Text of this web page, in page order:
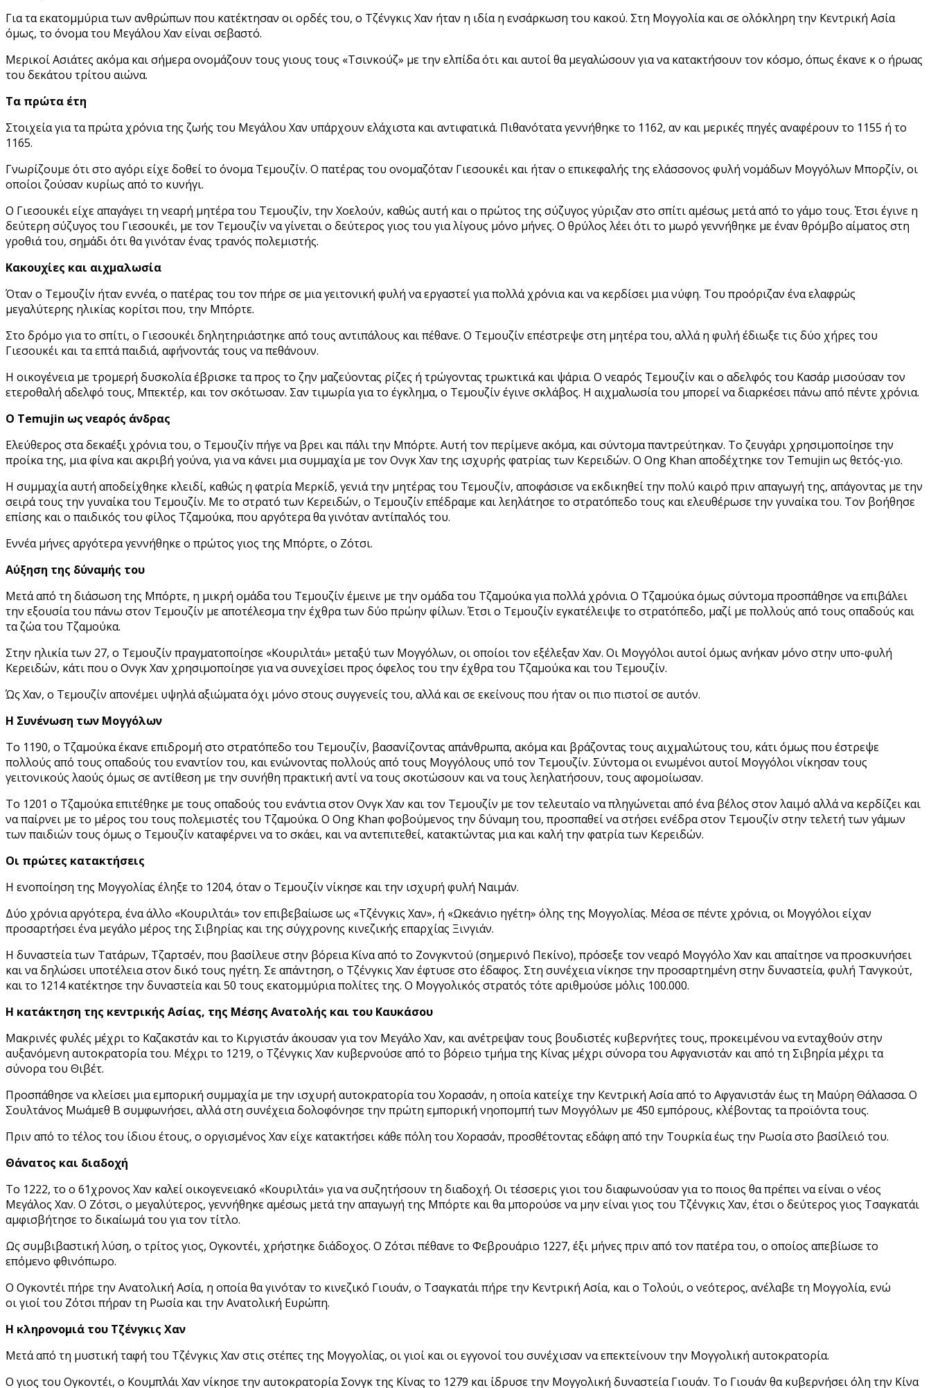
Για τα εκατομμύρια των ανθρώπων που κατέκτησαν οι ορδές του, ο Τζένγκις Χαν ήταν η ιδία η ενσάρκωση του κακού. Στη Μογγολία και σε ολόκληρη την Κεντρική Ασία
όμως, το όνομα του Μεγάλου Χαν είναι σεβαστό.
Μερικοί Ασιάτες ακόμα και σήμερα ονομάζουν τους γιους τους «Τσινκούζ» με την ελπίδα ότι και αυτοί θα μεγαλώσουν για να κατακτήσουν τον κόσμο, όπως έκανε κ ο ήρωας
του δεκάτου τρίτου αιώνα.
Τα πρώτα έτη
Στοιχεία για τα πρώτα χρόνια της ζωής του Μεγάλου Χαν υπάρχουν ελάχιστα και αντιφατικά. Πιθανότατα γεννήθηκε το 1162, αν και μερικές πηγές αναφέρουν το 1155 ή το
1165.
Γνωρίζουμε ότι στο αγόρι είχε δοθεί το όνομα Τεμουζίν. Ο πατέρας του ονομαζόταν Γιεσουκέι και ήταν ο επικεφαλής της ελάσσονος φυλή νομάδων Μογγόλων Μπορζίν, οι
οποίοι ζούσαν κυρίως από το κυνήγι.
O Γιεσουκέι είχε απαγάγει τη νεαρή μητέρα του Τεμουζίν, την Χοελούν, καθώς αυτή και ο πρώτος της σύζυγος γύριζαν στο σπίτι αμέσως μετά από το γάμο τους. Έτσι έγινε η
δεύτερη σύζυγος του Γιεσουκέι, με τον Τεμουζίν να γίνεται ο δεύτερος γιος του γιαλίγους μόνο μήνες. Ο θρύλος λέει ότι το μωρό γεννήθηκε με έναν θρόμβο αίματος στη
γροθιά του, σημάδι ότι θα γινόταν ένας τρανός πολεμιστής.
Κακουχίες και αιχμαλωσία
Όταν ο Τεμουζίν ήταν εννέα, ο πατέρας του τον πήρε σε μια γειτονική φυλή να εργαστεί για πολλά χρόνια και να κερδίσει μια νύφη. Του προόριζαν ένα ελαφρώς
μεγαλύτερης ηλικίας κορίτσι που, την Μπόρτε.
Στο δρόμο για το σπίτι, ο Γιεσουκέι δηλητηριάστηκε από τους αντιπάλους και πέθανε. Ο Τεμουζίν επέστρεψε στη μητέρα του, αλλά η φυλή έδιωξε τις δύο χήρες του
Γιεσουκέι και τα επτά παιδιά, αφήνοντάς τους να πεθάνουν.
Η οικογένεια με τρομερή δυσκολία έβρισκε τα προς το ζην μαζεύοντας ρίζες ή τρώγοντας τρωκτικά και ψάρια. Ο νεαρός Τεμουζίν και ο αδελφός του Κασάρ μισούσαν τον
ετεροθαλή αδελφό τους, Μπεκτέρ, και τον σκότωσαν. Σαν τιμωρία για το έγκλημα, ο Τεμουζίν έγινε σκλάβος. Η αιχμαλωσία του μπορεί να διαρκέσει πάνω από πέντε χρόνια.
Ο Temujin ως νεαρός άνδρας
Ελεύθερος στα δεκαέξι χρόνια του, ο Τεμουζίν πήγε να βρει και πάλι την Μπόρτε. Αυτή τον περίμενε ακόμα, και σύντομα παντρεύτηκαν. Το ζευγάρι χρησιμοποίησε την
προίκα της, μια φίνα και ακριβή γούνα, για να κάνει μια συμμαχία με τον Ονγκ Χαν της ισχυρής φατρίας των Κερειδών. Ο Ong Khan αποδέχτηκε τον Temujin ως θετός-γιο.
Η συμμαχία αυτή αποδείχθηκε κλειδί, καθώς η φατρία Μερκίδ, γενιά την μητέρας του Τεμουζίν, αποφάσισε να εκδικηθεί την πολύ καιρό πριν απαγωγή της, απάγοντας με την
σειρά τους την γυναίκα του Τεμουζίν. Με το στρατό των Κερειδών, ο Τεμουζίν επέδραμε και λεηλάτησε το στρατόπεδο τους και ελευθέρωσε την γυναίκα του. Τον βοήθησε
επίσης και ο παιδικός του φίλος Τζαμούκα, που αργότερα θα γινόταν αντίπαλός του.
Εννέα μήνες αργότερα γεννήθηκε ο πρώτος γιος της Μπόρτε, ο Ζότσι.
Αύξηση της δύναμής του
Μετά από τη διάσωση της Μπόρτε, η μικρή ομάδα του Τεμουζίν έμεινε με την ομάδα του Τζαμούκα για πολλά χρόνια. Ο Τζαμούκα όμως σύντομα προσπάθησε να επιβάλει
την εξουσία του πάνω στον Τεμουζίν με αποτέλεσμα την έχθρα των δύο πρώην φίλων. Έτσι ο Τεμουζίν εγκατέλειψε το στρατόπεδο, μαζί με πολλούς από τους οπαδούς και
τα ζώα του Τζαμούκα.
Στην ηλικία των 27, ο Τεμουζίν πραγματοποίησε «Κουριλτάι» μεταξύ των Μογγόλων, οι οποίοι τον εξέλεξαν Χαν. Οι Μογγόλοι αυτοί όμως ανήκαν μόνο στην υπο-φυλή
Κερειδών, κάτι που ο Ονγκ Χαν χρησιμοποίησε για να συνεχίσει προς όφελος του την έχθρα του Τζαμούκα και του Τεμουζίν.
Ώς Χαν, ο Τεμουζίν απονέμει υψηλά αξιώματα όχι μόνο στους συγγενείς του, αλλά και σε εκείνους που ήταν οι πιο πιστοί σε αυτόν.
Η Συνένωση των Μογγόλων
Το 1190, ο Τζαμούκα έκανε επιδρομή στο στρατόπεδο του Τεμουζίν, βασανίζοντας απάνθρωπα, ακόμα και βράζοντας τους αιχμαλώτους του, κάτι όμως που έστρεψε
πολλούς από τους οπαδούς του εναντίον του, και ενώνοντας πολλούς από τους Μογγόλους υπό τον Τεμουζίν. Σύντομαοι ενωμένοι αυτοί Μογγόλοι νίκησαν τους
γειτονικούς λαούς όμως σε αντίθεση με την συνήθη πρακτική αντί να τους σκοτώσουν και να τους λεηλατήσουν, τους αφομοίωσαν.
Το 1201 ο Τζαμούκα επιτέθηκε με τους οπαδούς του ενάντια στον Ονγκ Χαν και τον Τεμουζίν με τον τελευταίο να πληγώνεται από ένα βέλος στον λαιμό αλλά να κερδίζει και
να παίρνει με το μέρος του τους πολεμιστές του Τζαμούκα. Ο Ong Khan φοβούμενος την δύναμη του, προσπαθεί να στήσει ενέδρα στον Τεμουζίν στην τελετή των γάμων
των παιδιών τους όμως ο Τεμουζίν καταφέρνει να το σκάει, και να αντεπιτεθεί, κατακτώντας μια και καλή την φατρία των Κερειδών.
Οι πρώτες κατακτήσεις
Η ενοποίηση της Μογγολίας έληξε το 1204, όταν ο Τεμουζίν νίκησε και την ισχυρή φυλή Ναιμάν.
Δύο χρόνια αργότερα, ένα άλλο «Κουριλτάι» τον επιβεβαίωσε ως «Τζένγκις Χαν», ή «Ωκεάνιο ηγέτη» όλης της Μογγολίας. Μέσα σε πέντε χρόνια, οι Μογγόλοι είχαν
προσαρτήσει ένα μεγάλο μέρος της Σιβηρίας και της σύγχρονης κινεζικής επαρχίας Ξινγιάν.
Η δυναστεία των Τατάρων, Τζαρτσέν, που βασίλευε στην βόρεια Κίνα από το Ζονγκντού (σημερινό Πεκίνο), πρόσεξε τον νεαρό Μογγόλο Χαν και απαίτησε να προσκυνήσει
και να δηλώσει υποτέλεια στον δικό τους ηγέτη. Σε απάντηση, ο Τζένγκις Χαν έφτυσε στο έδαφος. Στη συνέχεια νίκησε την προσαρτημένη στην δυναστεία, φυλή Τανγκούτ,
και το 1214 κατέκτησε την δυναστεία και 50 τους εκατομμύρια πολίτες της. Ο Μογγολικός στρατός τότε αριθμούσε μόλις 100.000.
Η κατάκτηση της κεντρικής Ασίας, της Μέσης Ανατολής και του Καυκάσου
Μακρινές φυλές μέχρι το Καζακστάν και το Κιργιστάν άκουσαν για τον Μεγάλο Χαν, και ανέτρεψαν τους βουδιστές κυβερνήτες τους, προκειμένου να ενταχθούν στην
αυξανόμενη αυτοκρατορία του. Μέχρι το 1219, ο Τζένγκις Χαν κυβερνούσε από το βόρειο τμήμα της Κίνας μέχρι σύνορα του Αφγανιστάν και από τη Σιβηρία μέχρι τα
σύνορα του Θιβέτ.
Προσπάθησε να κλείσει μια εμπορική συμμαχία με την ισχυρή αυτοκρατορία του Χορασάν, η οποία κατείχε την Κεντρική Ασία από το Αφγανιστάν έως τη Μαύρη Θάλασσα. Ο
Σουλτάνος Μωάμεθ Β συμφωνήσει, αλλά στη συνέχεια δολοφόνησε την πρώτη εμπορική νηοπομπή των Μογγόλων με 450 εμπόρους, κλέβοντας τα προϊόντα τους.
Πριν από το τέλος του ίδιου έτους, ο οργισμένος Χαν είχε κατακτήσει κάθε πόλη του Χορασάν, προσθέτοντας εδάφη από την Τουρκία έως την Ρωσία στο βασίλειό του.
Θάνατος και διαδοχή
Το 1222, το ο 61χρονος Χαν καλεί οικογενειακό «Κουριλτάι» για να συζητήσουν τη διαδοχή. Οι τέσσερις γιοι του διαφωνούσαν για το ποιος θα πρέπει να είναι ο νέος
Μεγάλος Χαν. Ο Ζότσι, ο μεγαλύτερος, γεννήθηκε αμέσως μετά την απαγωγή της Μπόρτε και θα μπορούσε να μην είναι γιος του Τζένγκις Χαν, έτσι ο δεύτερος γιος Τσαγκατάι
αμφισβήτησε το δικαίωμά του για τον τίτλο.
Ως συμβιβαστική λύση, ο τρίτος γιος, Ογκοντέι, χρήστηκε διάδοχος. Ο Ζότσι πέθανε το Φεβρουάριο 1227, έξι μήνες πριν από τον πατέρα του, ο οποίος απεβίωσε το
επόμενο φθινόπωρο.
Ο Ογκοντέι πήρε την Ανατολική Ασία, η οποία θα γινόταν το κινεζικό Γιουάν, ο Τσαγκατάι πήρε την Κεντρική Ασία, και ο Τολούι, ο νεότερος, ανέλαβε τη Μογγολία, ενώ
οι γιοί του Ζότσι πήραν τη Ρωσία και την Ανατολική Ευρώπη.
Η κληρονομιά του Τζένγκις Χαν
Μετά από τη μυστική ταφή του Τζένγκις Χαν στις στέπες της Μογγολίας, οι γιοί και οι εγγονοί του συνέχισαν να επεκτείνουν την Μογγολική αυτοκρατορία.
Ο γιος του Ογκοντέι, ο Κουμπλάι Χαν νίκησε την αυτοκρατορία Σονγκ της Κίνας το 1279 και ίδρυσε την Μογγολική δυναστεία Γιουάν. Το Γιουάν θα κυβερνήσει όλη την Κίνα